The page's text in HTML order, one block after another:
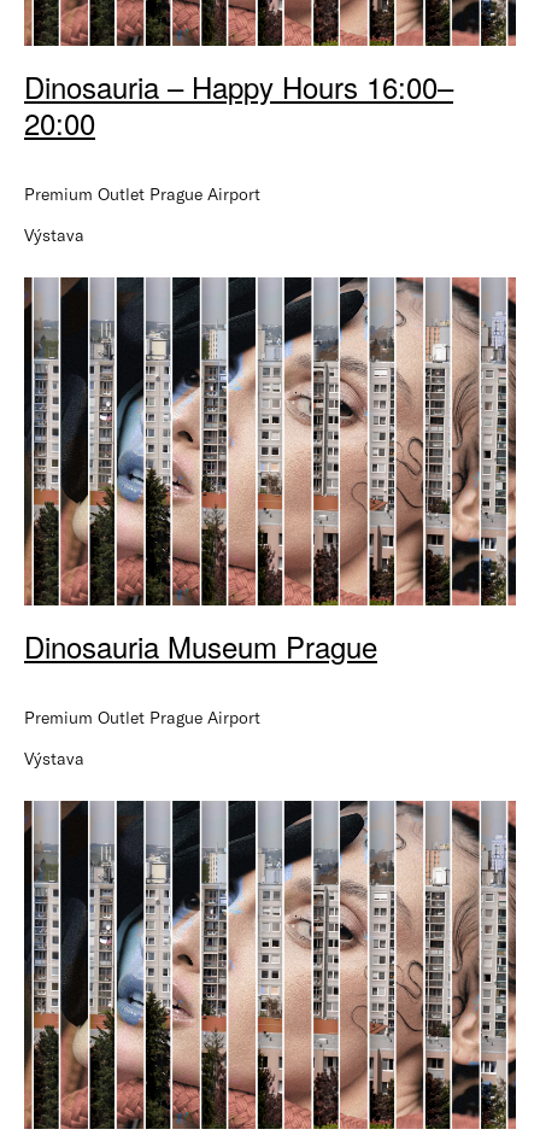
Dinosauria – Happy Hours 16:00–
20:00
Premium Outlet Prague Airport
Výstava
Dinosauria Museum Prague
Premium Outlet Prague Airport
Výstava